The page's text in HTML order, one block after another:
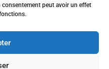
peut avoir un effet